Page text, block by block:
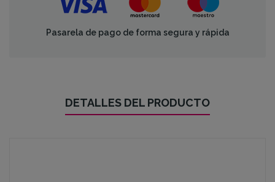
Pasarela de pago de forma segura y rápida
DETALLES DEL PRODUCTO